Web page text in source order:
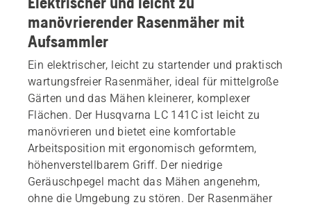
manövrierender Rasenmäher mit
Aufsammler
Ein elektrischer, leicht zu startender und praktisch
wartungsfreier Rasenmäher, ideal für mittelgroße
Gärten und das Mähen kleinerer, komplexer
Flächen. Der Husqvarna LC 141C ist leicht zu
manövrieren und bietet eine komfortable
Arbeitsposition mit ergonomisch geformtem,
höhenverstellbarem Griff. Der niedrige
Geräuschpegel macht das Mähen angenehm,
ohne die Umgebung zu stören. Der Rasenmäher